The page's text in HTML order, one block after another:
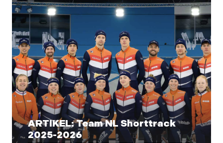
ARTIKEL: Team NL Shorttrack
2025-2026